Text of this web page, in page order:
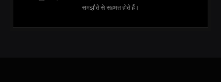
समझौते से सहमत होते हैं।